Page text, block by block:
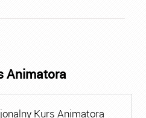
Animatora
Kurs Animatora